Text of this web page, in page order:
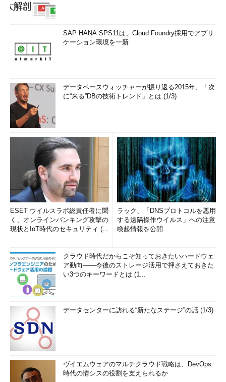
SAP HANA SPS11は、Cloud Foundry採用でアプリ
ケーション環境を一新
データベースウォッチャーが振り返る2015年、「次
に“来る”DBの技術トレンド」とは (1/3)
ESET ウイルスラボ総責任者に聞
く、オンラインバンキング攻撃の
現状とIoT時代のセキュリティ (1/
ラック、「DNSプロトコルを悪用
する遠隔操作ウイルス」への注意
喚起情報を公開
クラウド時代だからこそ知っておきたいハードウェ
ア動向――今後のストレージ活用で押さえておきた
い3つのキーワードとは (1...
データセンターに訪れる“新たなステージ”の話 (1/3)
ヴイエムウェアのマルチクラウド戦略は、DevOps
時代の情シスの役割を支えられるか